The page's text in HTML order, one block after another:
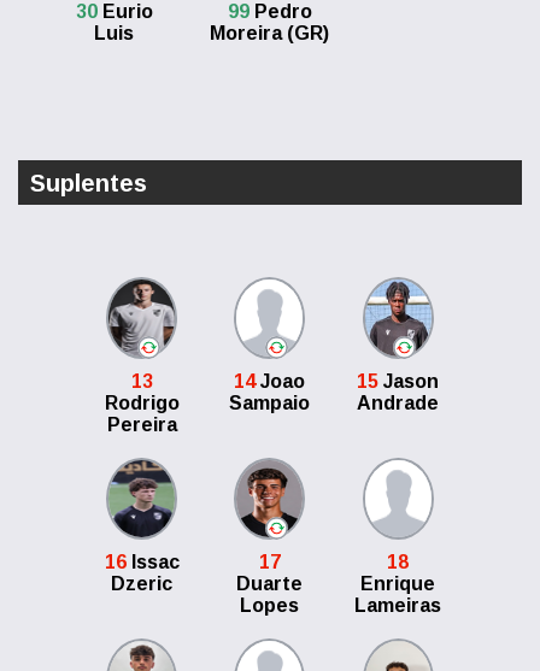
30Eurio
Luis
99Pedro
Moreira (GR)
Suplentes
13
Rodrigo
Pereira
14Joao
Sampaio
15 Jason
Andrade
16Issac
Dzeric
17
Duarte
Lopes
18
Enrique
Lameiras